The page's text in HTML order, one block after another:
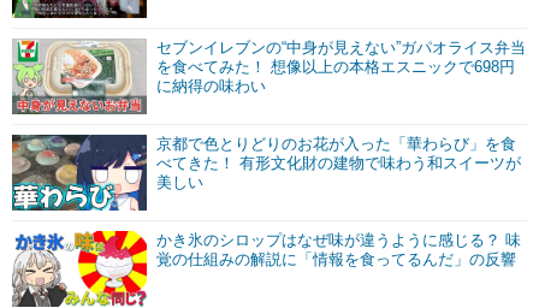
セブンイレブンの“中身が見えない”ガパオライス弁当
を食べてみた！ 想像以上の本格エスニックで698円
に納得の味わい
京都で色とりどりのお花が入った「華わらび」を食
べてきた！ 有形文化財の建物で味わう和スイーツが
美しい
かき氷のシロップはなぜ味が違うように感じる？ 味
覚の仕組みの解説に「情報を食ってるんだ」の反響